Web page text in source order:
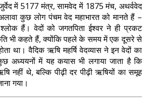
में 5177 मंत्र, सामवेद में 1875 मंच, अथर्ववेद
कुछ लोग पंचम वेद महाभारत को मानते हैं –
हैं। वेदों को जगतपिता ईश्वर ने ही प्रकट
भी कहते हैं, क्योंकि पहले के समय में एक दूसरे से
था। वैदिक ऋषि महर्षि वेदव्यास ने इन वेदों का
अध्ययनों में यह कयास भी लगाया जाता है कि
नहीं थे, बल्कि पीढ़ी दर पीढ़ी ऋषियों का समूह
गया।